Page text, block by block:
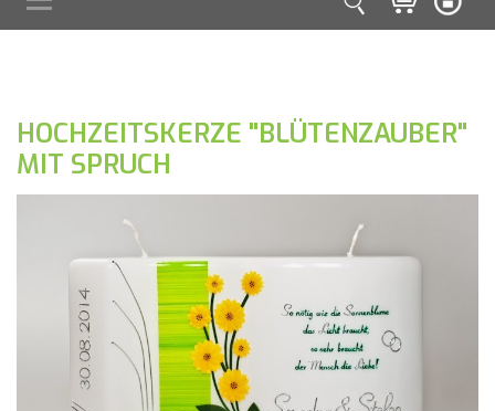
HOCHZEITSKERZE "BLÜTENZAUBER"
MIT SPRUCH